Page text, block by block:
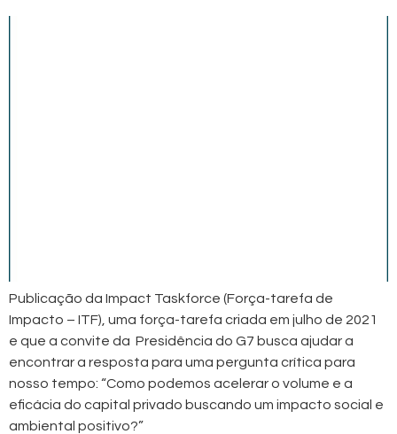
Publicação da Impact Taskforce (Força-tarefa de
Impacto – ITF), uma força-tarefa criada em julho de 2021
e que a convite da Presidência do G7 busca ajudar a
encontrar a resposta para uma pergunta crítica para
nosso tempo: “Como podemos acelerar o volume e a
eficácia do capital privado buscando um impacto social e
ambiental positivo?”